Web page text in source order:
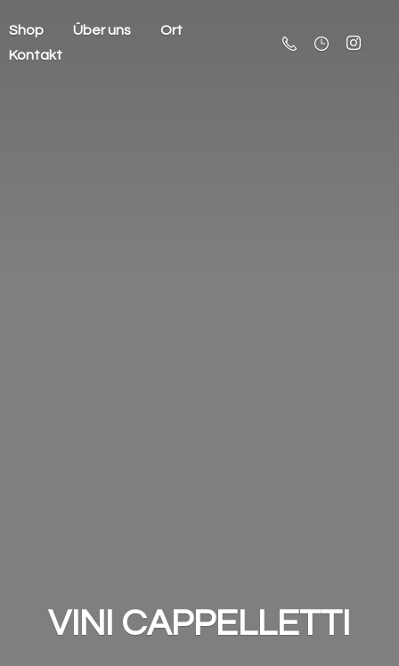
Shop Über uns
Ort
Kontakt
VINI CAPPELLETTI